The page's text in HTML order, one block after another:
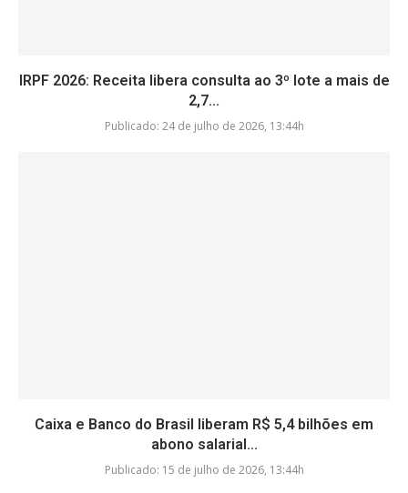
IRPF 2026: Receita libera consulta ao 3º lote a mais de
2,7...
Publicado: 24 de julho de 2026, 13:44h
Caixa e Banco do Brasil liberam R$ 5,4 bilhões em
abono salarial...
Publicado: 15 de julho de 2026, 13:44h